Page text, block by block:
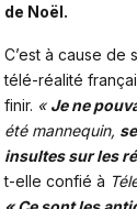
de Noël.
C’est à cause de
télé-réalité
finir. «Je ne
été mannequin,
insultes sur les
t-elle confié à